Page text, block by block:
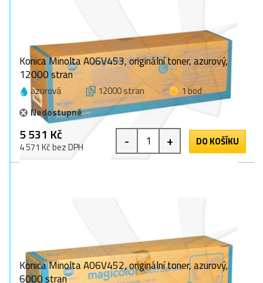
Konica Minolta A06V453, originální toner, azurový,
12000 stran
azurová 12000 stran
1 bod
Nedostupné
5 531 Kč
4 571 Kč bez DPH - + DO KOŠÍKU
Konica Minolta A06V452, originální toner, azurový,
6000 stran